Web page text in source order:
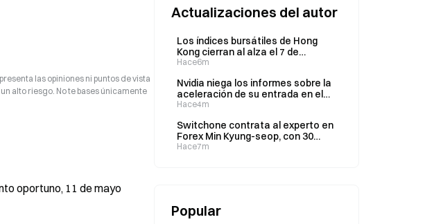
las opiniones ni puntos de vista
alto riesgo. No te bases únicamente
oportuno, 11 de mayo
Actualizaciones del autor
Los índices bursátiles de Hong
Kong cierran al alza el 7 de
agosto; el Hang Seng sube un
salud y PCB se disparan
Hace6m
Nvidia niega los informes sobre la
aceleración de su entrada en el
mercado de las
colaboraciones en estaciones
base en China
Hace4m
Switchone contrata al experto en
Forex Min Kyung-seop, con 30
años de experiencia, para liderar
Hace7m
Popular